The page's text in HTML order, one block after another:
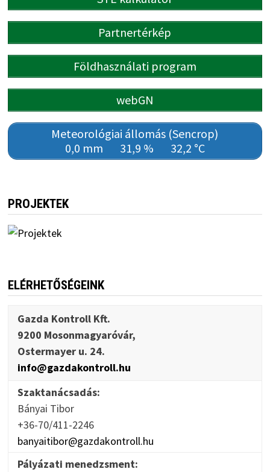
Partnertérkép
Földhasználati program
webGN
Meteorológiai állomás (Sencrop)
0,0 mm
31,9 % 32,2 °C
PROJEKTEK
ELÉRHETŐSÉGEINK
Gazda Kontroll Kft.
9200 Mosonmagyaróvár,
Ostermayer u. 24.
info@gazdakontroll.hu
Szaktanácsadás:
Bányai Tibor
+36-70/411-2246
banyaitibor@gazdakontroll.hu
Pályázati menedzsment: